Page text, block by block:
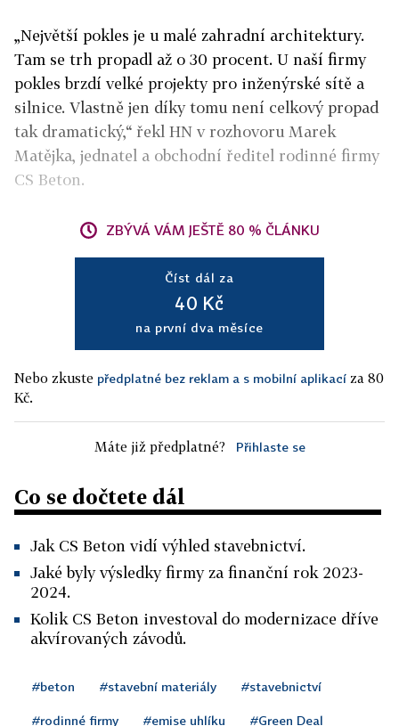
„Největší pokles je u malé zahradní architektury.
Tam se trh propadl až o 30 procent. U naší firmy
pokles brzdí velké projekty pro inženýrské sítě a
silnice. Vlastně jen díky tomu není celkový propad
tak dramatický,“ řekl HN v rozhovoru Marek
Matějka, jednatel a obchodní ředitel rodinné firmy
CS Beton.
ZBÝVÁ VÁM JEŠTĚ 80 % ČLÁNKU
Číst dál za
40 Kč
na první dva měsíce
Nebo zkuste předplatné bez reklam a s mobilní aplikací za 80
Kč.
Máte již předplatné? Přihlaste se
Co se dočtete dál
Jak CS Beton vidí výhled stavebnictví.
Jaké byly výsledky firmy za finanční rok 2023-
2024.
Kolik CS Beton investoval do modernizace dříve
akvírovaných závodů.
#beton #stavební materiály #stavebnictví
#rodinné firmy #emise uhlíku #Green Deal